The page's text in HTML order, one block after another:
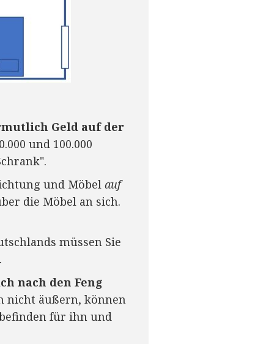
Geld auf der
und 100.000
und Möbel auf
die Möbel an sich.
müssen Sie
nach den Feng
nicht äußern, können
für ihn und